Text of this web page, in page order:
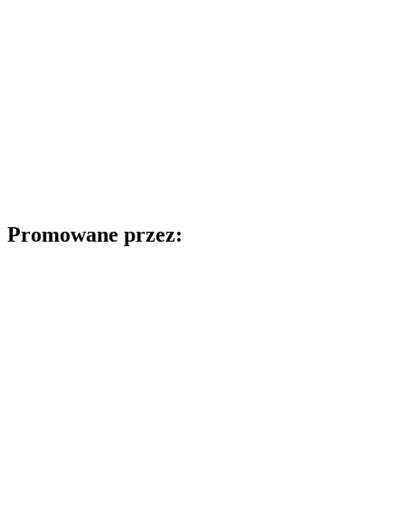
Promowane przez: